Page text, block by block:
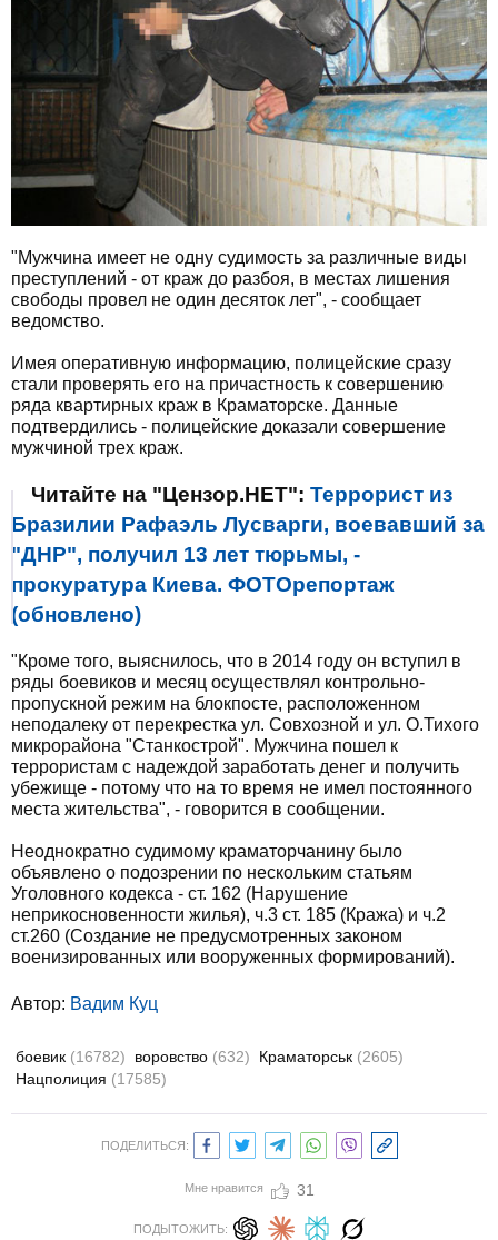
"Мужчина имеет не одну судимость за различные виды
преступлений - от краж до разбоя, в местах лишения
свободы провел не один десяток лет", - сообщает
ведомство.
Имея оперативную информацию, полицейские сразу
стали проверять его на причастность к совершению
ряда квартирных краж в Краматорске. Данные
подтвердились - полицейские доказали совершение
мужчиной трех краж.
Читайте на "Цензор.НЕТ": Террорист из
Бразилии Рафаэль Лусварги, воевавший за
"ДНР", получил 13 лет тюрьмы, -
прокуратура Киева. ФОТОрепортаж
(обновлено)
"Кроме того, выяснилось, что в 2014 году он вступил в
ряды боевиков и месяц осуществлял контрольно-
пропускной режим на блокпосте, расположенном
неподалеку от перекрестка ул. Совхозной и ул. О.Тихого
микрорайона "Станкострой". Мужчина пошел к
террористам с надеждой заработать денег и получить
убежище - потому что на то время не имел постоянного
места жительства", - говорится в сообщении.
Неоднократно судимому краматорчанину было
объявлено о подозрении по нескольким статьям
Уголовного кодекса - ст. 162 (Нарушение
неприкосновенности жилья), ч.3 ст. 185 (Кража) и ч.2
ст.260 (Создание не предусмотренных законом
военизированных или вооруженных формирований).
Автор: Вадим Куц
боевик (16782) воровство (632) Краматорськ (2605)
Нацполиция (17585)
ПОДЕЛИТЬСЯ:
Мне нравится 31
ПОДЫТОЖИТЬ: